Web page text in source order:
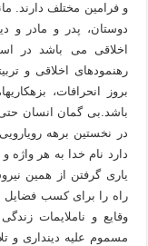
و فرامین مختلف دارند.
دوستان، پدر و مادر و
اخلاقی می باشد در
رهنمودهای اخلاقی و
بروز انحرافات،
باشد.بی گمان انسان
در نخستین برهه
دارد نام خدا به هر واژه
یاری گرفتن از همین
راه را برای کسب فضایل
وقایع و ناملایمات
مسموم علیه دینداری و